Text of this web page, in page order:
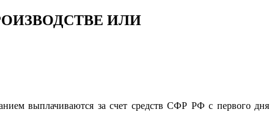
ИЛИ
выплачиваются за счет средств СФР РФ с первого дня